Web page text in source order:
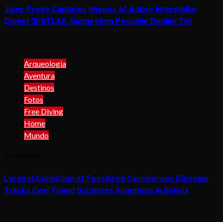
Juice Probe Captures Images of Active Interstellar
Comet 3I/ATLAS, Suggesting Possible Double Tail
Arqueologia
Aventura
Destinos
Fotos
Free Diving
Home
Mundo
Largest Collection of Fossilized Carnivorous Dinosaur
Tracks Ever Found Surprises Scientists in Bolivia